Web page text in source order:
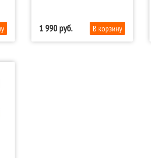
1 990